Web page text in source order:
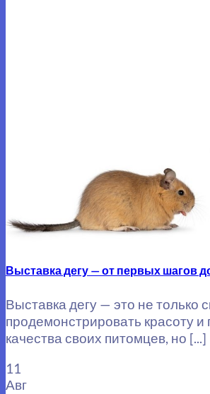
Выставка дегу — от первых шагов
Выставка дегу — это не только
продемонстрировать красоту
качества своих питомцев, но [...]
11
Авг